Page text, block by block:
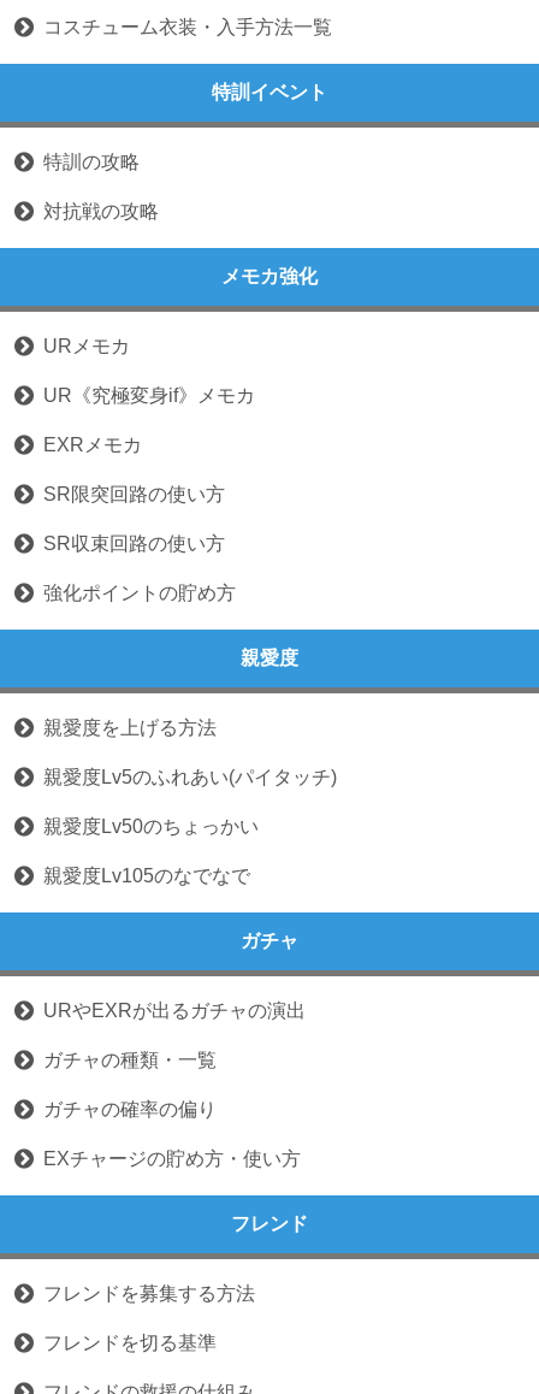
コスチューム衣装・入手方法一覧
特訓イベント
特訓の攻略
対抗戦の攻略
メモカ強化
URメモカ
UR《究極変身if》メモカ
EXRメモカ
SR限突回路の使い方
SR収束回路の使い方
強化ポイントの貯め方
親愛度
親愛度を上げる方法
親愛度Lv5のふれあい(パイタッチ)
親愛度Lv50のちょっかい
親愛度Lv105のなでなで
ガチャ
URやEXRが出るガチャの演出
ガチャの種類・一覧
ガチャの確率の偏り
EXチャージの貯め方・使い方
フレンド
フレンドを募集する方法
フレンドを切る基準